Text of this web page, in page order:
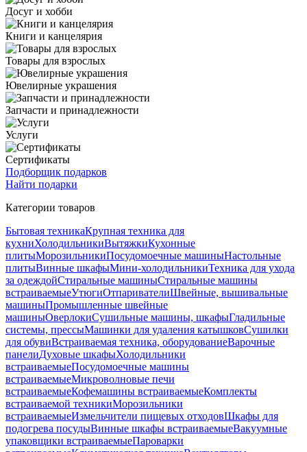
Досуг и хобби
Книги и канцелярия
Товары для взрослых
Ювелирные украшения
Запчасти и принадлежности
Услуги
Сертификаты
Подборщик подарков
Найти подарки
Категории товаров
Бытовая техникаКрупная техника для
кухниХолодильникиВытяжкиКухонные
плитыМорозильникиПосудомоечные машиныНастольные
плитыВинные шкафыМини-холодильникиТехника для ухода
за одеждойСтиральные машиныСтиральные машины
встраиваемыеУтюгиОтпаривателиШвейные, вышивальные
машиныПромышленные швейные
машиныОверлокиСушильные машины, шкафыГладильные
системы, прессыМашинки для удаления катышковСушилки
для обувиВстраиваемая техника, оборудованиеВарочные
панелиДуховые шкафыХолодильники
встраиваемыеПосудомоечные машины
встраиваемыеМикроволновые печи
встраиваемыеКофемашины встраиваемыеКомплекты
встраиваемой техникиМорозильники
встраиваемыеИзмельчители пищевых отходовШкафы для
подогрева посудыВинные шкафы встраиваемыеВакуумные
упаковщики встраиваемыеПароварки